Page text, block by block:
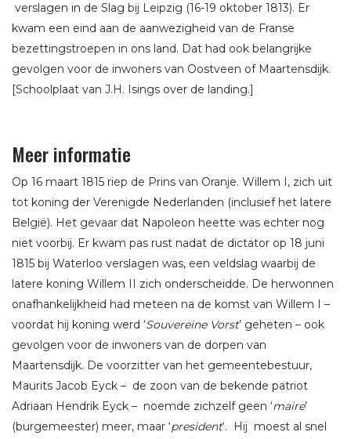
verslagen in de Slag bij Leipzig (16-19 oktober 1813). Er
kwam een eind aan de aanwezigheid van de Franse
bezettingstroepen in ons land. Dat had ook belangrijke
gevolgen voor de inwoners van Oostveen of Maartensdijk.
[Schoolplaat van J.H. Isings over de landing.]
Meer informatie
Op 16 maart 1815 riep de Prins van Oranje. Willem I, zich uit
tot koning der Verenigde Nederlanden (inclusief het latere
België). Het gevaar dat Napoleon heette was echter nog
niet voorbij. Er kwam pas rust nadat de dictator op 18 juni
1815 bij Waterloo verslagen was, een veldslag waarbij de
latere koning Willem II zich onderscheidde. De herwonnen
onafhankelijkheid had meteen na de komst van Willem I –
voordat hij koning werd ‘Souvereine Vorst’ geheten – ook
gevolgen voor de inwoners van de dorpen van
Maartensdijk. De voorzitter van het gemeentebestuur,
Maurits Jacob Eyck – de zoon van de bekende patriot
Adriaan Hendrik Eyck – noemde zichzelf geen ‘maire’
(burgemeester) meer, maar ‘president‘. Hij moest al snel